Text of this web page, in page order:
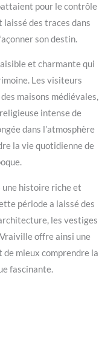
pour le contrôle
des traces dans
son destin.
et charmante qui
Les visiteurs
maisons médiévales,
intense de
dans l’atmosphère
la vie quotidienne de
une histoire riche et
période a laissé des
les vestiges
offre ainsi une
mieux comprendre la
fascinante.